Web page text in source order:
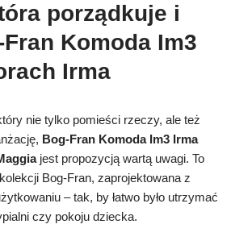
porządkuje i
Komoda Im3
Irma
nie tylko pomieści rzeczy, ale też
Bog-Fran Komoda Im3 Irma
jest propozycją wartą uwagi. To
Bog-Fran, zaprojektowana z
– tak, by łatwo było utrzymać
czy pokoju dziecka.